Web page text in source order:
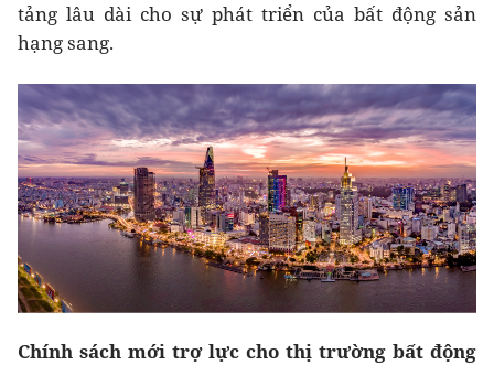
tảng lâu dài cho sự phát triển của bất động sản
hạng sang.
Chính sách mới trợ lực cho thị trường bất động